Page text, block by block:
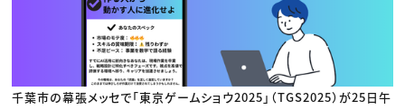
プロフェッショナル×つながる×メディア
千葉市の幕張メッセで「東京ゲームショウ2025」（TGS2025）が25日午